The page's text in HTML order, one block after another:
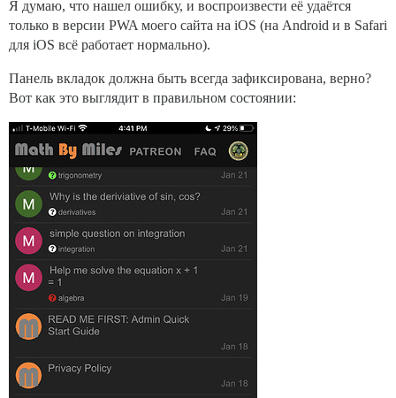
Я думаю, что нашел ошибку, и воспроизвести её удаётся
только в версии PWA моего сайта на iOS (на Android и в Safari
для iOS всё работает нормально).
Панель вкладок должна быть всегда зафиксирована, верно?
Вот как это выглядит в правильном состоянии: